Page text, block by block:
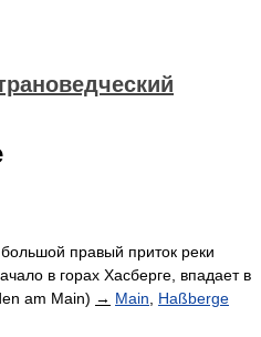
большой правый приток реки
в горах Хасберге, впадает в
am Main) → Main Haßberge